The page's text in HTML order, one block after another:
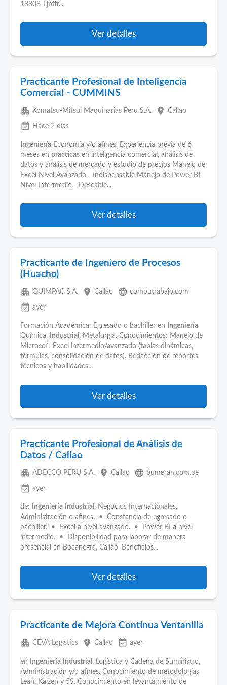
18808-Ljbffr...
Ver detalles
Practicante Profesional de Inteligencia
Comercial - CUMMINS
apartment Komatsu-Mitsui Maquinarias Peru S.A. place Callao
event_available Hace 2 días
Ingeniería Economía y/o afines. Experiencia previa de 6
meses en practicas en inteligencia comercial, análisis de
datos y análisis de mercado y estudio de precios Manejo de
Excel Nivel Avanzado - Indispensable Manejo de Power BI
Nivel Intermedio - Deseable...
Ver detalles
Practicante de Ingeniero de Procesos
(Huacho)
apartment QUIMPAC S.A. place Callao language computrabajo.com
event_available ayer
Formación Académica: Egresado o bachiller en
Ingeniería
Química,
Industrial , Metalurgia. Conocimientos: Manejo de
Microsoft Excel intermedio/avanzado (tablas dinámicas,
fórmulas, consolidación de datos). Redacción de reportes
técnicos y habilidades...
Ver detalles
Practicante Profesional de Análisis de
Datos / Callao
apartment ADECCO PERU S.A. place Callao language bumeran.com.pe
event_available ayer
de: Ingeniería Industrial , Negocios Internacionales,
Administración o afines. • Constancia de egresado o
bachiller. • Excel a nivel avanzado. • Power BI a nivel
intermedio. • Disponibilidad para laborar de manera
presencial en Bocanegra, Callao. Beneficios...
Ver detalles
Practicante de Mejora Continua Ventanilla
apartment CEVA Logistics place Callao event_available ayer
en Ingeniería Industrial , Logística y Cadena de Suministro,
Administración y/o afines. Conocimiento de metodologías
Lean, Kaizen y 5S. Conocimiento en levantamiento de